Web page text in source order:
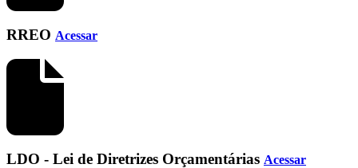
RREO Acessar
LDO - Lei de Diretrizes Orçamentárias Acessar